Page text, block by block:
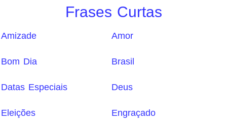
Frases Curtas
Amizade Amor
Bom Dia Brasil
Datas Especiais Deus
Eleições Engraçado